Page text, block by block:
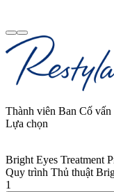
Thành viên Ban Cố
Lựa chọn
Bright Eyes Treatment
Quy trình Thủ thuật
1